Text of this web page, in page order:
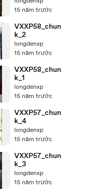
15 năm trước
VXXP58_chun
k_2
longdenxp
15 năm trước
VXXP58_chun
k_1
longdenxp
15 năm trước
VXXP57_chun
k_4
longdenxp
15 năm trước
VXXP57_chun
k_3
longdenxp
15 năm trước